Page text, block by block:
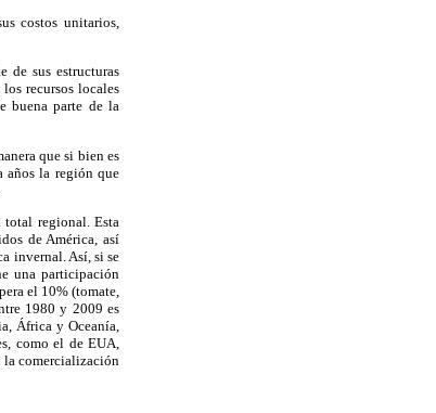
costos unitarios,
de sus estructuras
recursos locales
buena parte de la
que si bien es
años la región que
regional. Esta
de América, así
invernal. Así, si se
una participación
el 10% (tomate,
1980 y 2009 es
África y Oceanía,
como el de EUA,
la comercialización